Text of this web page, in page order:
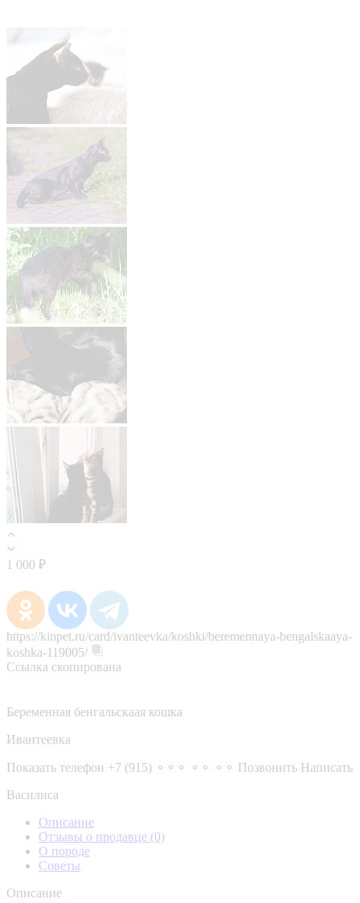
1 000 ₽
https://kinpet.ru/card/ivanteevka/koshki/beremennaya-bengalskaaya-
koshka-119005/
Ссылка скопирована
Беременная бенгальскаая кошка
Ивантеевка
Показать телефон +7 (915) ⚬⚬⚬ ⚬⚬ ⚬⚬ Позвонить Написать
Василиса
Описание
Отзывы о продавце (0)
О породе
Советы
Описание